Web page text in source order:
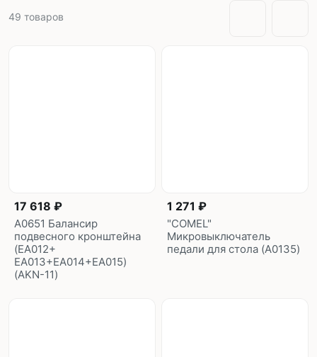
49 товаров
17 618 ₽
A0651 Балансир
подвесного кронштейна
(EA012+
EA013+EA014+EA015)
(AKN-11)
1 271 ₽
"COMEL"
Микровыключатель
педали для стола (A0135)